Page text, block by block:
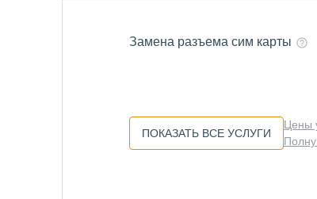
Замена разъема сим карты
ПОКАЗАТЬ ВСЕ УСЛУГИ
Цены